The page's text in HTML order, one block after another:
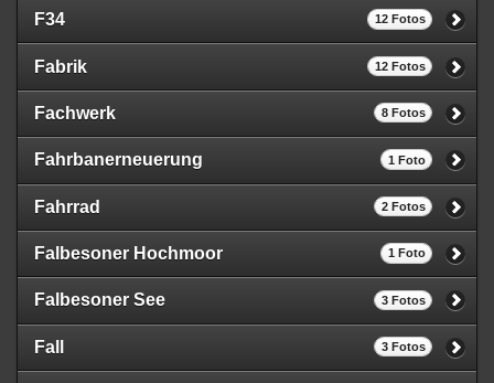
F34 12 Fotos
Fabrik 12 Fotos
Fachwerk 8 Fotos
Fahrbanerneuerung 1 Foto
Fahrrad 2 Fotos
Falbesoner Hochmoor 1 Foto
Falbesoner See 3 Fotos
Fall 3 Fotos